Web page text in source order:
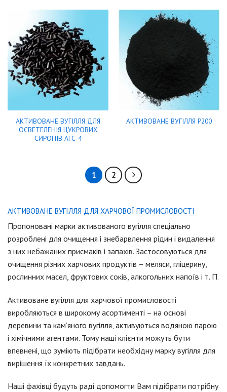
АКТИВОВАНЕ ВУГІЛЛЯ ДЛЯ
ОСВЕТЕЛЕНІЯ ЦУКРОВИХ
СИРОПІВ АГС-4
АКТИВОВАНЕ ВУГІЛЛЯ Р200
1 2
АКТИВОВАНЕ ВУГІЛЛЯ ДЛЯ ХАРЧОВОЇ ПРОМИСЛОВОСТІ
Пропоновані марки активованого вугілля спеціально
розроблені для очищення і знебарвлення рідин і видалення
з них небажаних присмаків і запахів. Застосовуються для
очищення різних харчових продуктів – меляси, гліцерину,
рослинних масел, фруктових соків, алкогольних напоїв і т. П.
Активоване вугілля для харчової промисловості
виробляються в широкому асортименті – на основі
деревини та кам’яного вугілля, активуються водяною парою
і хімічними агентами. Тому наші клієнти можуть бути
впевнені, що зуміють підібрати необхідну марку вугілля для
вирішення їх конкретних завдань.
Наші фахівці будуть раді допомогти Вам підібрати потрібну